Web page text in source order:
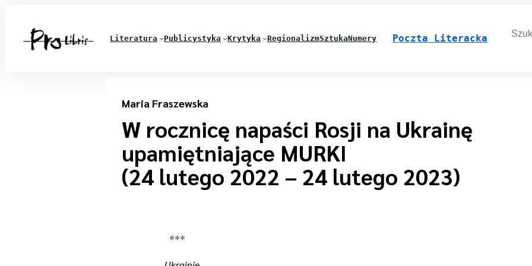
Literatura Publicystyka Krytyka RegionalizmSztukaNumery Poczta Literacka
for:
Maria Fraszewska
W rocznicę napaści Rosji na Ukrainę
upamiętniające MURKI
(24 lutego 2022 – 24 lutego 2023)
***